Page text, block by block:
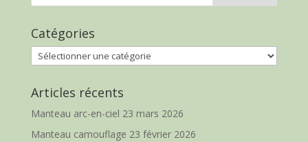
Catégories
Catégories
Articles récents
Manteau arc-en-ciel 23 mars 2026
Manteau camouflage 23 février 2026